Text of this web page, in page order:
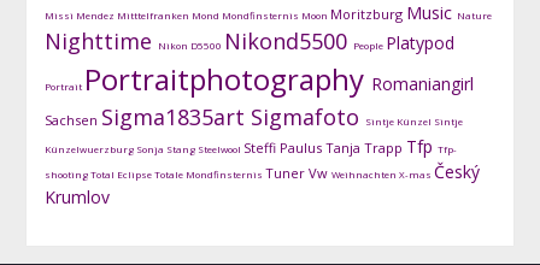
Missi Mendez Mitttelfranken Mond Mondfinsternis Moon Moritzburg Music Nature
Nighttime Nikon D5500 Nikond5500 People Platypod
Portrait Portraitphotography Romaniangirl
Sachsen Sigma1835art Sigmafoto Sintje Künzel Sintje
Künzelwuerzburg Sonja Stang Steelwool Steffi Paulus Tanja Trapp Tfp Tfp-
shootingTotal EclipseTotale Mondfinsternis Tuner Vw Weihnachten X-mas Český
Krumlov